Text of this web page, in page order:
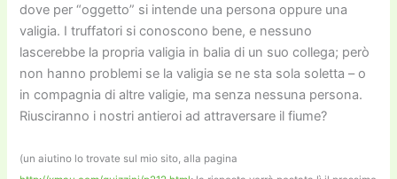
dove per “oggetto” si intende una persona oppure una
valigia. I truffatori si conoscono bene, e nessuno
lascerebbe la propria valigia in balia di un suo collega; però
non hanno problemi se la valigia se ne sta sola soletta – o
in compagnia di altre valigie, ma senza nessuna persona.
Riusciranno i nostri antieroi ad attraversare il fiume?
(un aiutino lo trovate sul mio sito, alla pagina